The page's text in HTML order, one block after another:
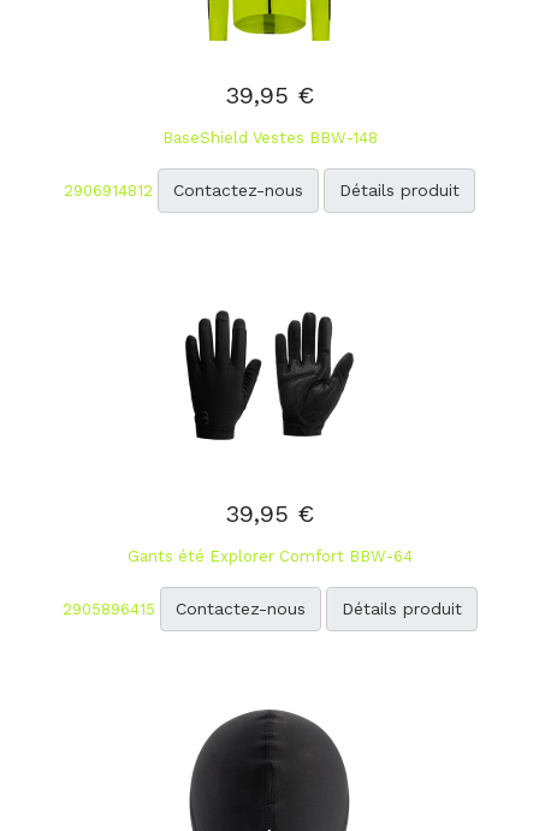
39,95 €
BaseShield Vestes BBW-148
2906914812 Contactez-nous Détails produit
39,95 €
Gants été Explorer Comfort BBW-64
2905896415 Contactez-nous Détails produit